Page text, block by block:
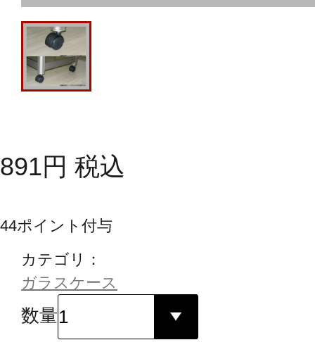
891円 税込
44ポイント付与
カテゴリ：
ガラスケース
数量